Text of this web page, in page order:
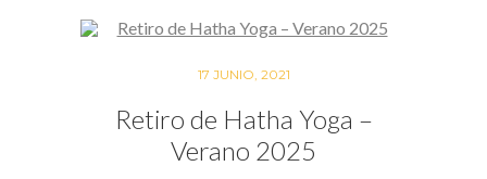
17 JUNIO, 2021
Retiro de Hatha Yoga –
Verano 2025